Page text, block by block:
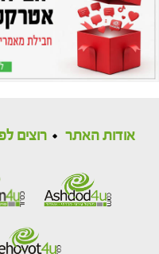
אודות האתר רוצים